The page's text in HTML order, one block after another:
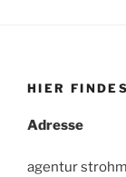
HIER
Adresse
agentur